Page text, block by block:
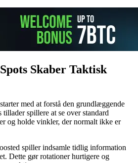
Skaber Taktisk
med at forstå den grundlæggende
spillere at se over standard
og holde vinkler, der normalt ikke er
spiller indsamle tidlig information
Dette gør rotationer hurtigere og